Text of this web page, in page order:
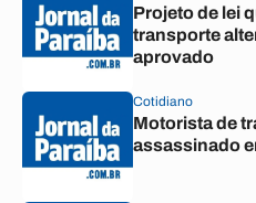
Projeto de lei
transporte
aprovado
Cotidiano
Motorista de
assassinado